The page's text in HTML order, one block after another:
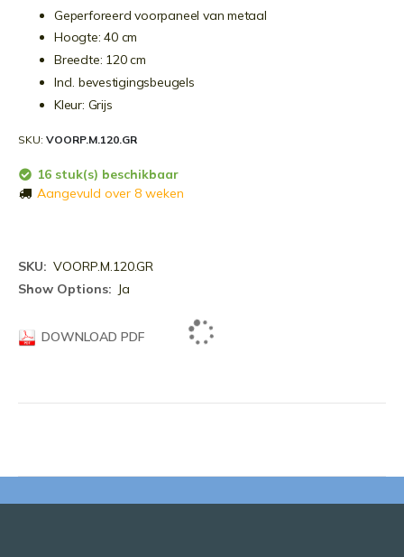
Geperforeerd voorpaneel van metaal
Hoogte: 40 cm
Breedte: 120 cm
Incl. bevestigingsbeugels
Kleur: Grijs
SKU VOORP.M.120.GR
16 stuk(s) beschikbaar
Aangevuld over 8 weken
Meer
informatie
VOORP.M.120.GR
Ja
DOWNLOAD PDF